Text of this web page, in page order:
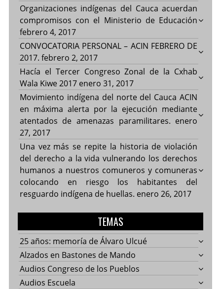
Organizaciones indígenas del Cauca acuerdan
compromisos con el Ministerio de Educación
febrero 4, 2017
CONVOCATORIA PERSONAL – ACIN FEBRERO DE
2017. febrero 2, 2017
Hacía el Tercer Congreso Zonal de la Cxhab
Wala Kiwe 2017 enero 31, 2017
Movimiento indígena del norte del Cauca ACIN
en máxima alerta por la ejecución mediante
atentados de amenazas paramilitares. enero
27, 2017
Una vez más se repite la historia de violación
del derecho a la vida vulnerando los derechos
humanos a nuestros comuneros y comuneras
colocando en riesgo los habitantes del
resguardo indígena de huellas. enero 26, 2017
TEMAS
25 años: memoría de Álvaro Ulcué
Alzados en Bastones de Mando
Audios Congreso de los Pueblos
Audios Escuela